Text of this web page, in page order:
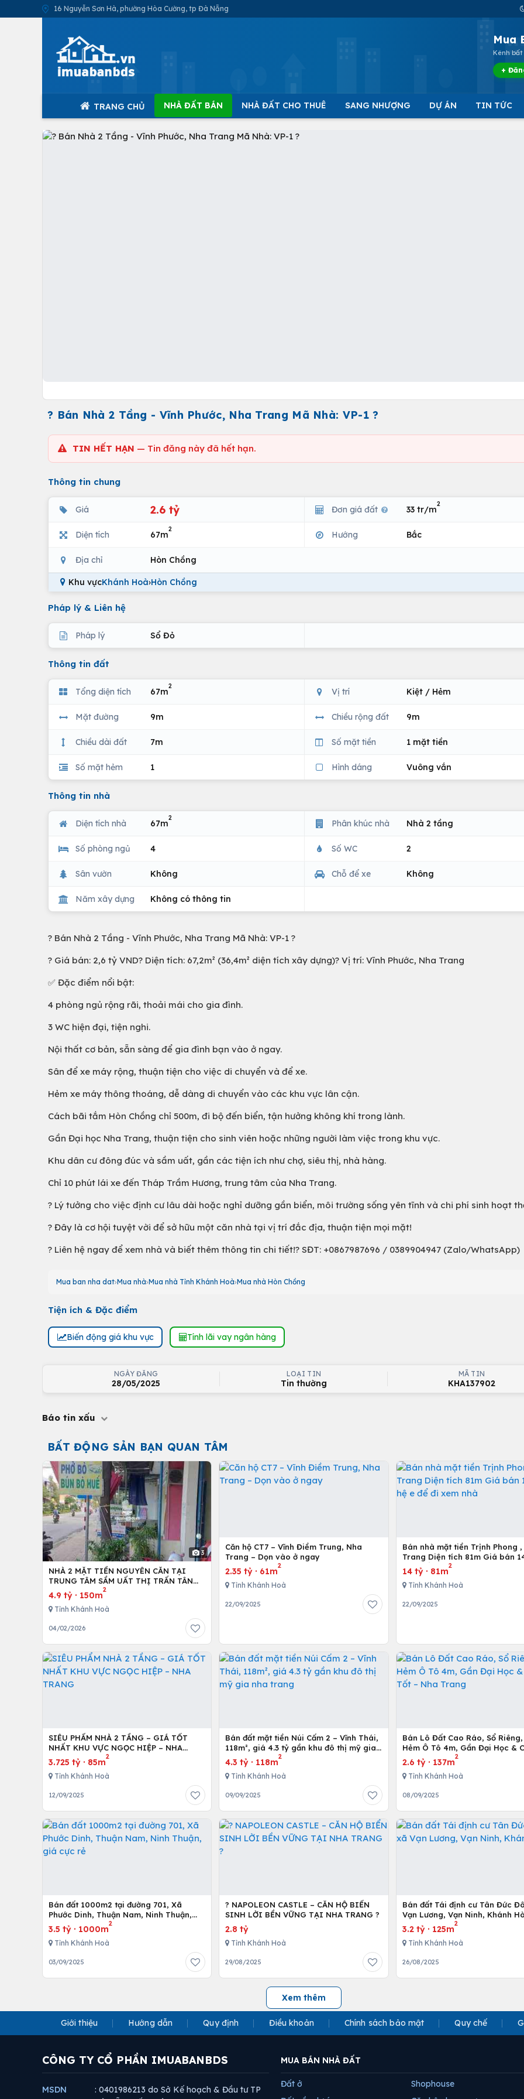
16 Nguyễn Sơn Hà, phường Hòa Cường, tp Đà Nẵng
Mua
Kênh
+
TRANG CHỦ NHÀ ĐẤT BÁN NHÀ ĐẤT CHO THUÊ SANG NHƯỢNG DỰ ÁN TIN TỨC
? Bán Nhà 2 Tầng - Vĩnh Phước, Nha Trang Mã Nhà: VP-1 ?
TIN HẾT HẠN — Tin đăng này đã hết hạn.
Thông tin chung
Giá 2.6 tỷ Đơn giá đất 33 tr/m
2
Diện tích 67m
2
Hướng Bắc
Địa chỉ Hòn Chồng
Khu vựcKhánh Hoà›Hòn Chồng
Pháp lý & Liên hệ
Pháp lý Sổ Đỏ
Thông tin đất
Tổng diện tích 67m
2
Vị trí Kiệt / Hẻm
Mặt đường 9m Chiều rộng đất 9m
Chiều dài đất 7m Số mặt tiền 1 mặt tiền
Số mặt hẻm 1 Hình dáng Vuông vắn
Thông tin nhà
Diện tích nhà 67m
2
Phân khúc nhà Nhà 2 tầng
Số phòng ngủ 4 Số WC 2
Sân vườn Không Chỗ để xe Không
Năm xây dựng Không có thông tin
? Bán Nhà 2 Tầng - Vĩnh Phước, Nha Trang Mã Nhà: VP-1 ?
? Giá bán: 2,6 tỷ VND? Diện tích: 67,2m² (36,4m² diện tích xây dựng)? Vị trí: Vĩnh Phước, Nha Trang
✅ Đặc điểm nổi bật:
4 phòng ngủ rộng rãi, thoải mái cho gia đình.
3 WC hiện đại, tiện nghi.
Nội thất cơ bản, sẵn sàng để gia đình bạn vào ở ngay.
Sân để xe máy rộng, thuận tiện cho việc di chuyển và để xe.
Hẻm xe máy thông thoáng, dễ dàng di chuyển vào các khu vực lân cận.
Cách bãi tắm Hòn Chồng chỉ 500m, đi bộ đến biển, tận hưởng không khí trong lành.
Gần Đại học Nha Trang, thuận tiện cho sinh viên hoặc những người làm việc trong khu vực.
Khu dân cư đông đúc và sầm uất, gần các tiện ích như chợ, siêu thị, nhà hàng.
Chỉ 10 phút lái xe đến Tháp Trầm Hương, trung tâm của Nha Trang.
?️ Lý tưởng cho việc định cư lâu dài hoặc nghỉ dưỡng gần biển, môi trường sống yên tĩnh và chi phí sinh hoạt
? Đây là cơ hội tuyệt vời để sở hữu một căn nhà tại vị trí đắc địa, thuận tiện mọi mặt!
? Liên hệ ngay để xem nhà và biết thêm thông tin chi tiết!? SĐT: +0867987696 / 0389904947 (Zalo/WhatsApp)
Mua ban nha dat Mua nhà Mua nhà Tỉnh Khánh Hoà Mua nhà Hòn Chồng
Tiện ích & Đặc điểm
Biến động giá khu vực Tính lãi vay ngân hàng
NGÀY ĐĂNG
28/05/2025
LOẠI TIN
Tin thường
MÃ TIN
KHA137902
Báo tin xấu
BẤT ĐỘNG SẢN BẠN QUAN TÂM
3
NHÀ 2 MẶT TIỀN NGUYÊN CĂN TẠI
TRUNG TÂM SẦM UẤT THỊ TRẤN TÂN
SƠN, NINH SƠN, NINH THUẬN.
4.9 tỷ · 150m
2
Tỉnh Khánh Hoà
04/02/2026
Căn hộ CT7 – Vĩnh Điềm Trung, Nha
Trang – Dọn vào ở ngay
2.35 tỷ · 61m
2
Tỉnh Khánh Hoà
22/09/2025
Bán nhà mặt tiền Trịnh Phong ,
Trang Diện tích 81m Giá bán 14 tỷ liên
hệ e để đi xem nhà
14 tỷ· 81m
2
Tỉnh Khánh Hoà
22/09/2025
SIÊU PHẨM NHÀ 2 TẦNG – GIÁ TỐT
NHẤT KHU VỰC NGỌC HIỆP – NHA
TRANG
3.725 tỷ · 85m
2
Tỉnh Khánh Hoà
12/09/2025
Bán đất mặt tiền Núi Cấm 2 – Vĩnh Thái,
118m², giá 4.3 tỷ gần khu đô thị mỹ gia
nha trang
4.3 tỷ · 118m
2
Tỉnh Khánh Hoà
09/09/2025
Bán Lô Đất Cao Ráo, Sổ Riêng,
Hẻm Ô Tô 4m, Gần Đại Học &
Tốt – Nha Trang
2.6 tỷ· 137m
2
Tỉnh Khánh Hoà
08/09/2025
Bán đất 1000m2 tại đường 701, Xã
Phước Dinh, Thuận Nam, Ninh Thuận,
giá cực rẻ
3.5 tỷ · 1000m
2
Tỉnh Khánh Hoà
03/09/2025
? NAPOLEON CASTLE – CĂN HỘ BIỂN
SINH LỜI BỀN VỮNG TẠI NHA TRANG ?
2.8 tỷ
Tỉnh Khánh Hoà
29/08/2025
Bán đất Tái định cư Tân Đức
Vạn Lương, Vạn Ninh, Khánh
3.2 tỷ· 125m
2
Tỉnh Khánh Hoà
26/08/2025
Xem thêm
Giới thiệu Hướng dẫn Quy định Điều khoản Chính sách bảo mật Quy chế
CÔNG TY CỔ PHẦN IMUABANBDS
MSDN
: 0401986213 do Sở Kế hoạch & Đầu tư TP
MUA BÁN NHÀ ĐẤT
Đất ở
Shophouse